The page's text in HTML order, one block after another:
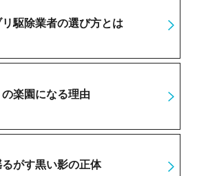
駆除業者の選び方とは
楽園になる理由
がす黒い影の正体